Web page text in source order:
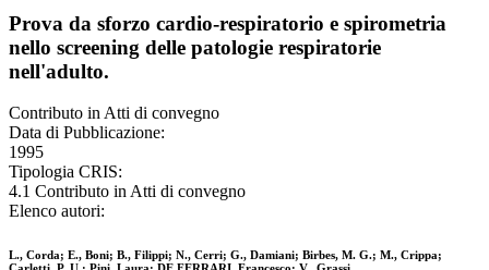
Prova da sforzo cardio-respiratorio e spirometria
nello screening delle patologie respiratorie
nell'adulto.
Contributo in Atti di convegno
Data di Pubblicazione:
1995
Tipologia CRIS:
4.1 Contributo in Atti di convegno
Elenco autori:
L., Corda; E., Boni; B., Filippi; N., Cerri; G., Damiani; Birbes, M. G.; M., Crippa;